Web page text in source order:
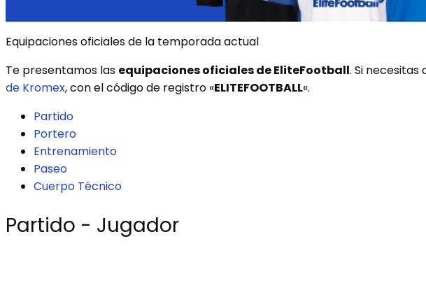
Equipaciones oficiales de la temporada actual
Te presentamos las equipaciones oficiales de EliteFootball. Si necesitas
de Kromex, con el código de registro «ELITEFOOTBALL«.
Partido
Portero
Entrenamiento
Paseo
Cuerpo Técnico
Partido - Jugador